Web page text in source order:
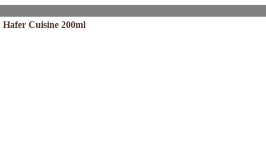
Hafer Cuisine 200ml